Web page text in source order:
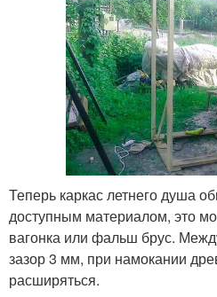
Теперь каркас летнего душа
доступным материалом, это
вагонка или фальш брус.
зазор 3 мм, при намокании
расширяться.